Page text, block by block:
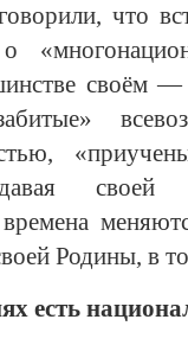
что
своём
своей
Родины, в
есть